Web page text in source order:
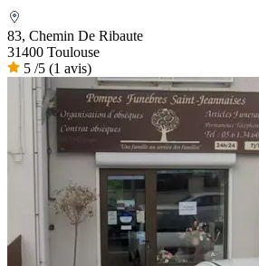
83, Chemin De Ribaute
31400 Toulouse
5 /5 (1 avis)